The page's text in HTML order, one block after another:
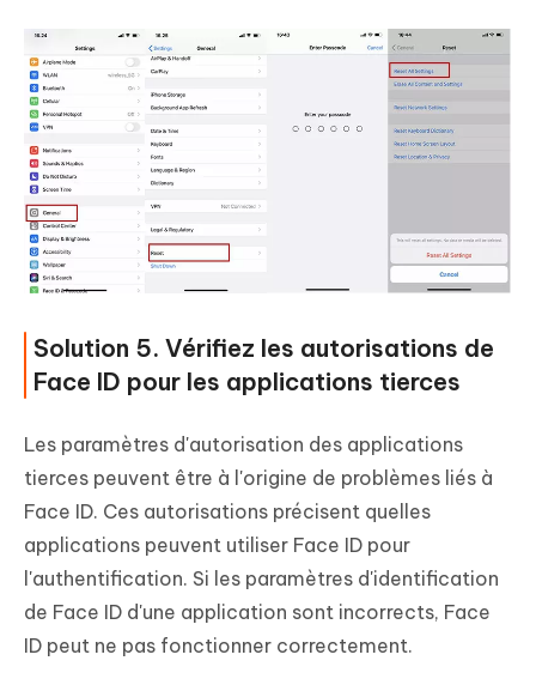
Solution 5. Vérifiez les autorisations de
Face ID pour les applications tierces
Les paramètres d'autorisation des applications
tierces peuvent être à l'origine de problèmes liés à
Face ID. Ces autorisations précisent quelles
applications peuvent utiliser Face ID pour
l'authentification. Si les paramètres d'identification
de Face ID d'une application sont incorrects, Face
ID peut ne pas fonctionner correctement.